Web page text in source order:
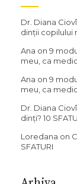
Dr. Diana
dinții copilului
Ana on9
meu, ca
Ana on9
meu, ca
Dr. Diana
dinți? 10
Loredana on
SFATURI